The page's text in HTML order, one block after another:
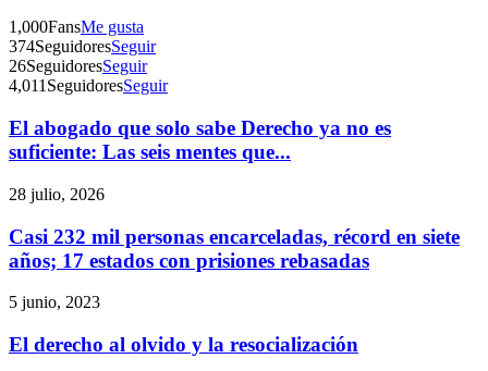
Telegram
1,000FansMe gusta
374SeguidoresSeguir
26SeguidoresSeguir
4,011 SeguidoresSeguir
El abogado que solo sabe Derecho ya no es
suficiente: Las seis mentes que...
28 julio, 2026
Casi 232 mil personas encarceladas, récord en siete
años; 17 estados con prisiones rebasadas
5 junio, 2023
El derecho al olvido y la resocialización